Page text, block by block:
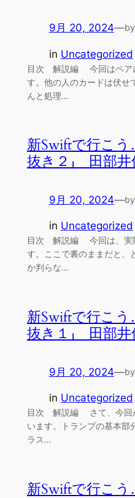
9月 20, 2024—by
in Uncategorized
目次 解説編 今回はペア
す。他の人のカードは伏せ
んと処理…
新Swiftで行こう
抜き２」 田部井
9月 20, 2024—by
in Uncategorized
目次 解説編 今回は、実
す。ここで裏のままだと、
か判らな…
新Swiftで行こう
抜き１」 田部井
9月 20, 2024—by
in Uncategorized
目次 解説編 さて、今回
います。トランプの基本部
ラス…
新Swiftで行こう